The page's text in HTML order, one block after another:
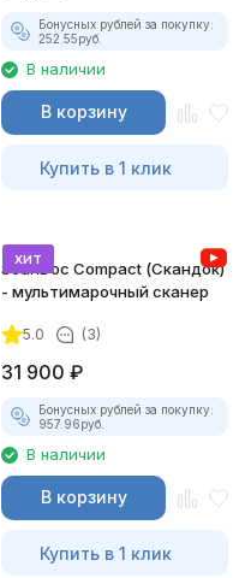
Бонусных рублей за покупку:
252.55руб.
В наличии
В корзину
Купить в 1 клик
хит
ScanDoc Compact (Скандок)
- мультимарочный сканер
5.0 (3)
31 900 ₽
Бонусных рублей за покупку:
957.96руб.
В наличии
В корзину
Купить в 1 клик